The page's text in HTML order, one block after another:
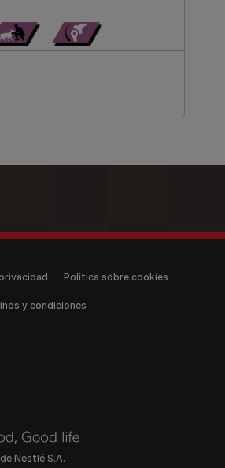
Nestlé S.A.
Política sobre cookies
y condiciones